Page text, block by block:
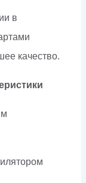
в
качество.